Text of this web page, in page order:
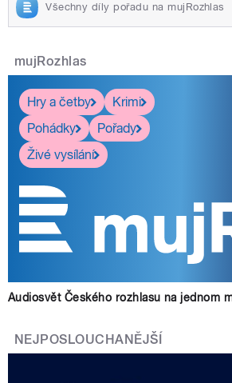
Všechny díly pořadu na mujRozhlas
mujRozhlas
Hry a četby
Krimi
Pohádky
Pořady
Živé vysílání
Audiosvět Českého rozhlasu na jednom
NEJPOSLOUCHANĚJŠÍ